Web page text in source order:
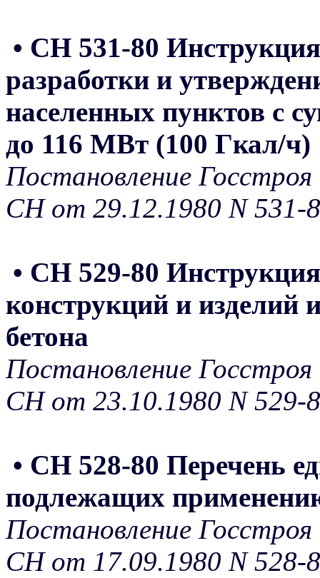
• СН 531-80
разработки и
населенных пунктов с
до 116 МВт (100 Гкал/ч)
Постановление
СН от 29.12.1980 N 531-
• СН 529-80
конструкций и изделий
бетона
Постановление
СН от 23.10.1980 N 529-
• СН 528-80 Перечень
подлежащих
Постановление
СН от 17.09.1980 N 528-